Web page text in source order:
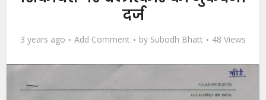
दर्ज
3 years ago Add Comment by Subodh Bhatt 48 Views